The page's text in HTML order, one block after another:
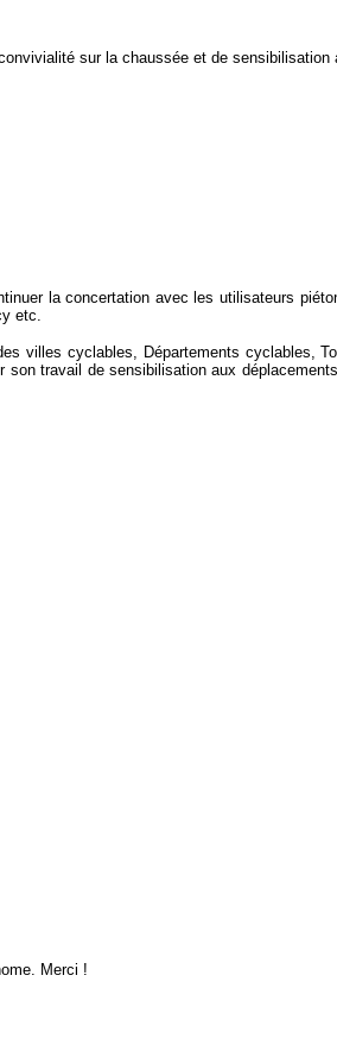
sur la chaussée et de sensibilisation
la concertation avec les utilisateurs
etc.
villes cyclables, Départements
son travail de sensibilisation aux
Merci !